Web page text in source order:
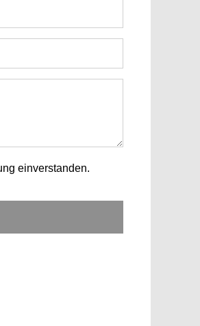
einverstanden.